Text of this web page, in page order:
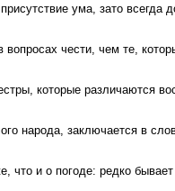
ума, зато всегда
чести, чем те,
которые различаются
народа, заключается в
что и о погоде: редко